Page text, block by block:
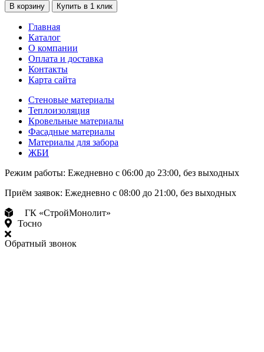
В корзину Купить в 1 клик
Главная
Каталог
О компании
Оплата и доставка
Контакты
Карта сайта
Стеновые материалы
Теплоизоляция
Кровельные материалы
Фасадные материалы
Материалы для забора
ЖБИ
Режим работы: Ежедневно с 06:00 до 23:00, без выходных
Приём заявок: Ежедневно с 08:00 до 21:00, без выходных
ГК «СтройМонолит»
Тосно
Обратный звонок